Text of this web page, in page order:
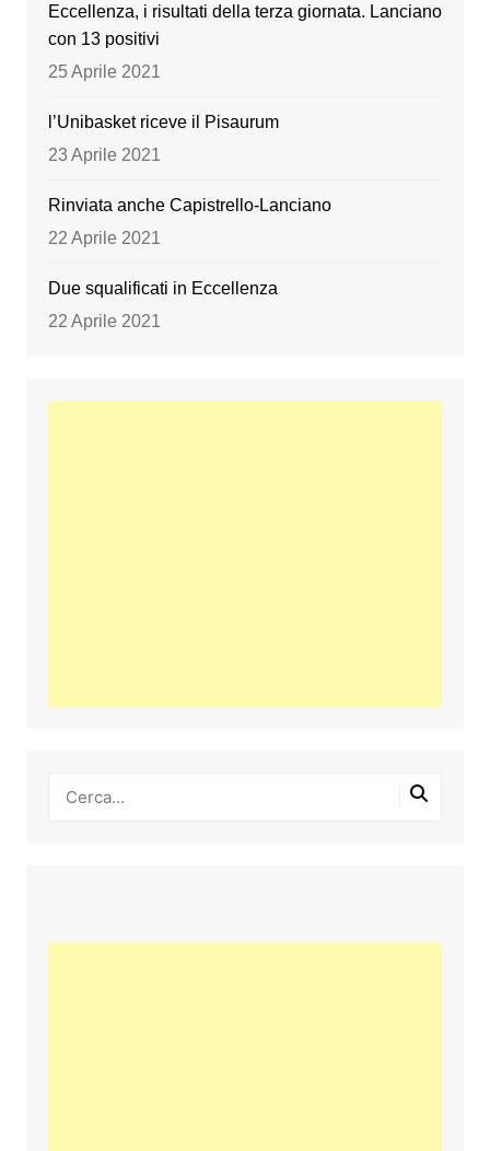
Eccellenza, i risultati della terza giornata. Lanciano
con 13 positivi
25 Aprile 2021
l’Unibasket riceve il Pisaurum
23 Aprile 2021
Rinviata anche Capistrello-Lanciano
22 Aprile 2021
Due squalificati in Eccellenza
22 Aprile 2021